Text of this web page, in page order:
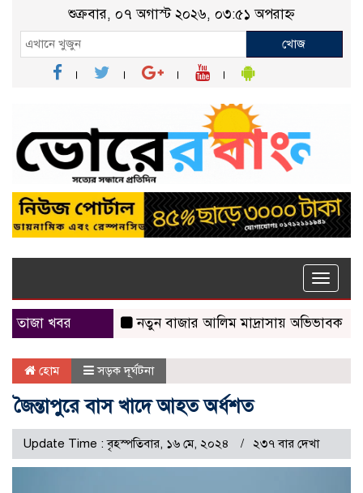
শুক্রবার, ০৭ অগাস্ট ২০২৬, ০৩:৫১ অপরাহ্ন
খোজ
Toggle
তাজা খবর
নতুন বাজার আলিম মাদ্রাসায় অভিভাবক সমাবেশ
হোম সড়ক দূর্ঘটনা
জৈন্তাপুরে বাস খাদে আহত অর্ধশত
Update Time : বৃহস্পতিবার, ১৬ মে, ২০২৪ ২৩৭ বার দেখা